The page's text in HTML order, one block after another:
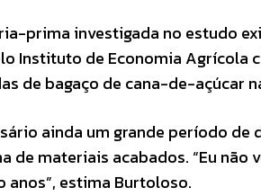
prima investigada no estudo
Instituto de Economia Agrícola
de bagaço de cana-de-açúcar
ainda um grande período
de materiais acabados. “Eu
anos”, estima Burtoloso.